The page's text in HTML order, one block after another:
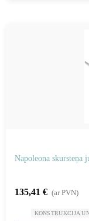
Napoleona skursteņa
135,41 € (ar PVN)
KONSTRUKCIJA